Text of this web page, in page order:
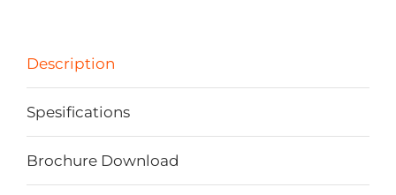
Description
Spesifications
Brochure Download